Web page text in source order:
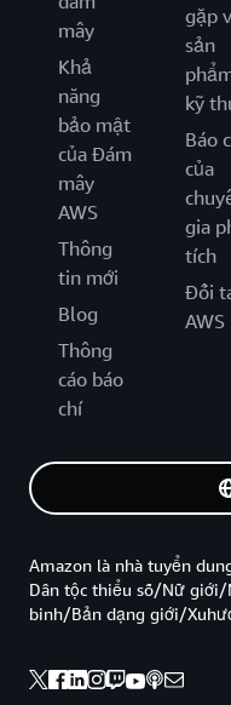
mây
Khả
năng
bảo mật
của Đám
mây
AWS
Thông
tin mới
Blog
Thông
cáo báo
chí
gặp
sản
kỹ
Báo
của
gia
tích
Đối
AWS
Amazon là nhà tuyển
Dân tộc thiểu số/Nữ
binh/Bản dạng giới/